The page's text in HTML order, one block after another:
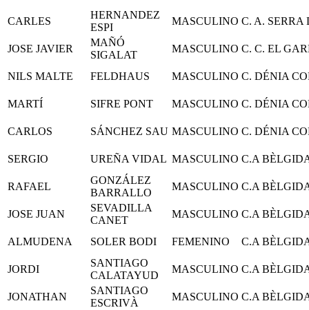
CARLES
HERNANDEZ
ESPI
MASCULINO C. A.
JOSE JAVIER
MAÑÓ
SIGALAT
MASCULINO C. C. EL
NILS MALTE FELDHAUS MASCULINO C. DÉNIA
MARTÍ SIFRE PONT MASCULINO C. DÉNIA
CARLOS SÁNCHEZ SAU MASCULINO C. DÉNIA
SERGIO UREÑA VIDAL MASCULINO C.A
RAFAEL
GONZÁLEZ
BARRALLO
MASCULINO C.A
JOSE JUAN
SEVADILLA
CANET
MASCULINO C.A
ALMUDENA SOLER BODI FEMENINO C.A
JORDI
SANTIAGO
CALATAYUD
MASCULINO C.A
JONATHAN
SANTIAGO
ESCRIVÀ
MASCULINO C.A